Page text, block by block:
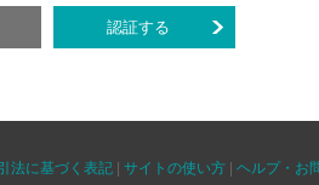
認証する
法に基づく表記 サイトの使い方 ヘルプ・お